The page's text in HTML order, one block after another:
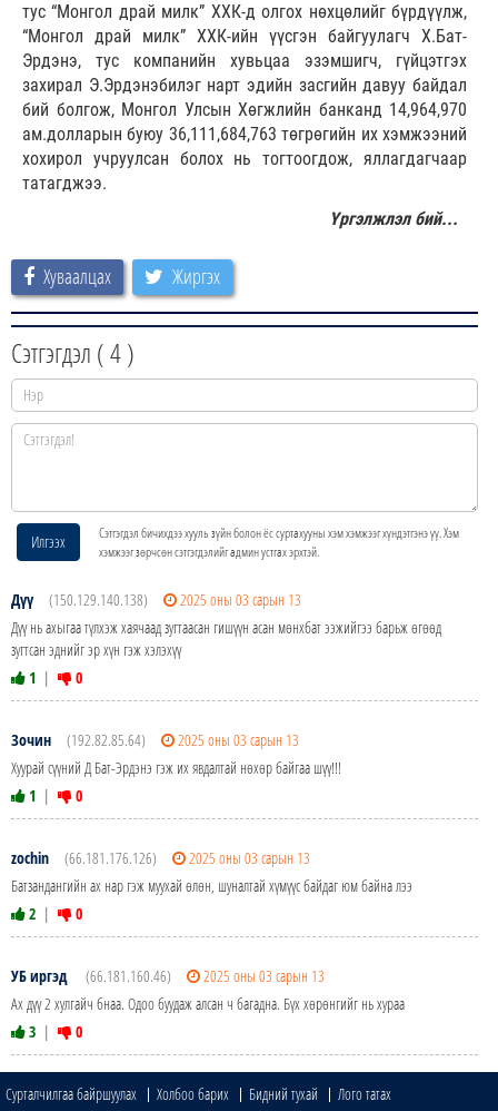
тус “Монгол драй милк” ХХК-д олгох нөхцөлийг бүрдүүлж,
“Монгол драй милк” ХХК-ийн үүсгэн байгуулагч Х.Бат-
Эрдэнэ, тус компанийн хувьцаа эзэмшигч, гүйцэтгэх
захирал Э.Эрдэнэбилэг нарт эдийн засгийн давуу байдал
бий болгож, Монгол Улсын Хөгжлийн банканд 14,964,970
ам.долларын буюу 36,111,684,763 төгрөгийн их хэмжээний
хохирол учруулсан болох нь тогтоогдож, яллагдагчаар
татагджээ.
Үргэлжлэл бий...
Хуваалцах Жиргэх
Сэтгэгдэл (4)
Илгээх
Сэтгэгдэл бичихдээ хууль зүйн болон ёс суртахууны хэм хэмжээг хүндэтгэнэ үү. Хэм
хэмжээг зөрчсөн сэтгэгдэлийг админ устгах эрхтэй.
Дүү (150.129.140.138)
2025 оны 03 сарын 13
Дүү нь ахыгаа түлхэж хаячаад зугтаасан гишүүн асан мөнхбат ээжийгээ барьж өгөөд
зугтсан эднийг эр хүн гэж хэлэхүү
1 | 0
Зочин (192.82.85.64)
2025 оны 03 сарын 13
Хуурай сүүний Д Бат-Эрдэнэ гэж их явдалтай нөхөр байгаа шүү!!!
1 | 0
zochin (66.181.176.126)
2025 оны 03 сарын 13
Батзандангийн ах нар гэж муухай өлөн, шуналтай хүмүүс байдаг юм байна лээ
2 | 0
УБ иргэд (66.181.160.46)
2025 оны 03 сарын 13
Ах дүү 2 хулгайч бнаа. Одоо буудаж алсан ч багадна. Бүх хөрөнгийг нь хураа
3 | 0
Сурталчилгаа байршуулах Холбоо барих Бидний тухай
Лого татах